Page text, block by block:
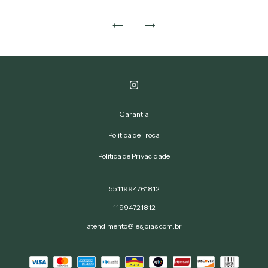
Garantia
Política de Troca
Política de Privacidade
5511994761812
11994721812
atendimento@lesjoias.com.br